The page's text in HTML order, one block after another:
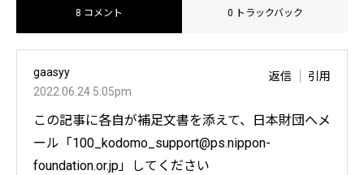
8 コメント 0 トラックバック
gaasyy
2022.06.24 5:05pm
返信 引用
この記事に各自が補足文書を添えて、日本財団へメ
ール「100_kodomo_support@ps.nippon-
foundation.or.jp」してください